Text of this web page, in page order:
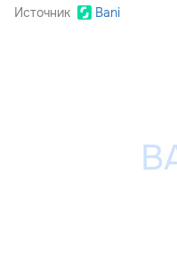
Источник Bani